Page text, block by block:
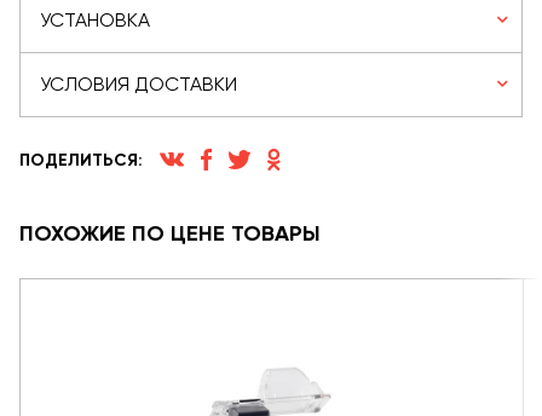
УСТАНОВКА
УСЛОВИЯ ДОСТАВКИ
ПОДЕЛИТЬСЯ:
ПОХОЖИЕ ПО ЦЕНЕ ТОВАРЫ